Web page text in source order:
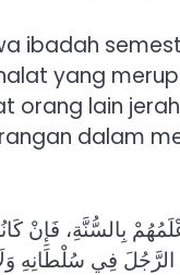
ibadah
yang
orang lain
dalam
بِالسُّنَّةِ، فَإِنْ
فِي سُلْطَانِهِ وَلَا